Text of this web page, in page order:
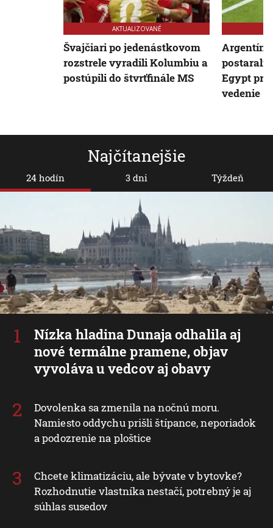
Najčítanejšie
24 hodín
Nízka hladina Dunaja odhalila aj
nové termálne pramene, objav
vyvoláva u vedcov aj obavy
Dovolenka sa zmenila na nočnú moru.
Namiesto oddychu prišli štípance, neporiadok
a podozrenie na ploštice
Chcete klimatizáciu, ale bývate v bytovke?
Rozhodnutie vlastníka nestačí, potrebný je aj
súhlas susedov
3 dni Týždeň
AKTUALIZOVANÉ
Švajčiari po jedenástkovom
rozstrele vyradili Kolumbiu a
postúpili do štvrťfinále MS
postarali
Egypt
vedenie